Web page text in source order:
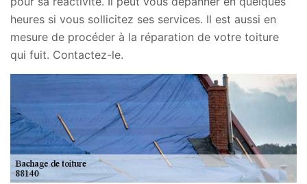
heures si vous sollicitez ses services. Il est aussi en
mesure de procéder à la réparation de votre toiture
qui fuit. Contactez-le.